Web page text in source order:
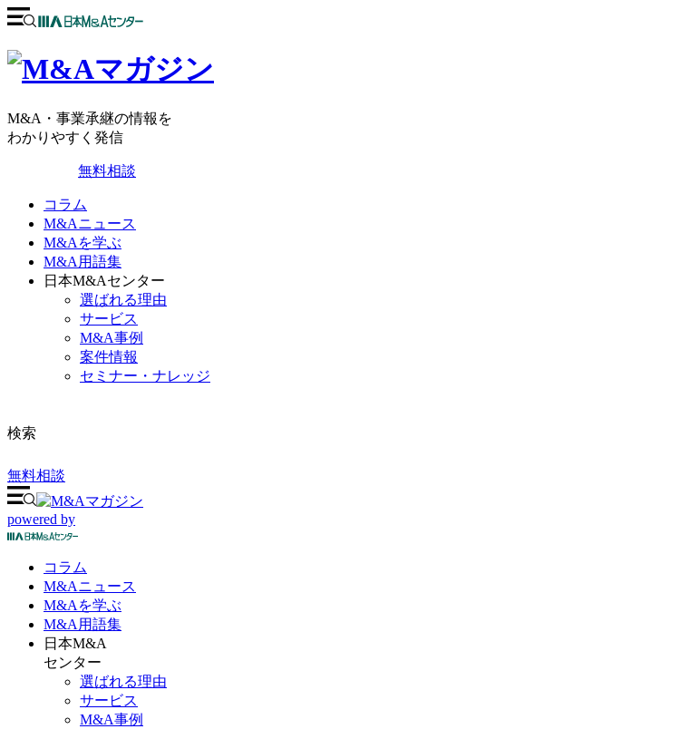
M&A・事業承継の情報を
わかりやすく発信
無料相談
コラム
M&Aニュース
M&Aを学ぶ
M&A用語集
日本M&Aセンター
選ばれる理由
サービス
M&A事例
案件情報
セミナー・ナレッジ
検索
無料相談
powered by
コラム
M&Aニュース
M&Aを学ぶ
M&A 用語集
日本M&A
センター
選ばれる理由
サービス
M&A事例